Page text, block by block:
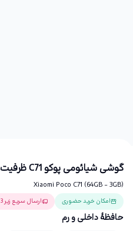
گوشی شیائومی پوکو C71 ظرفیت 64GB رم 3GB
Xiaomi Poco C71 (64GB - 3GB)
امکان خرید حضوری ارسال سریع زیر 3 ساعت
حافظهٔ داخلی و رم